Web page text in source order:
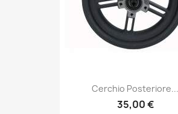
Cerchio Posteriore...
35,00 €